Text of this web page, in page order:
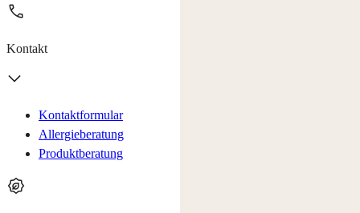
Kontakt
Kontaktformular
Allergieberatung
Produktberatung